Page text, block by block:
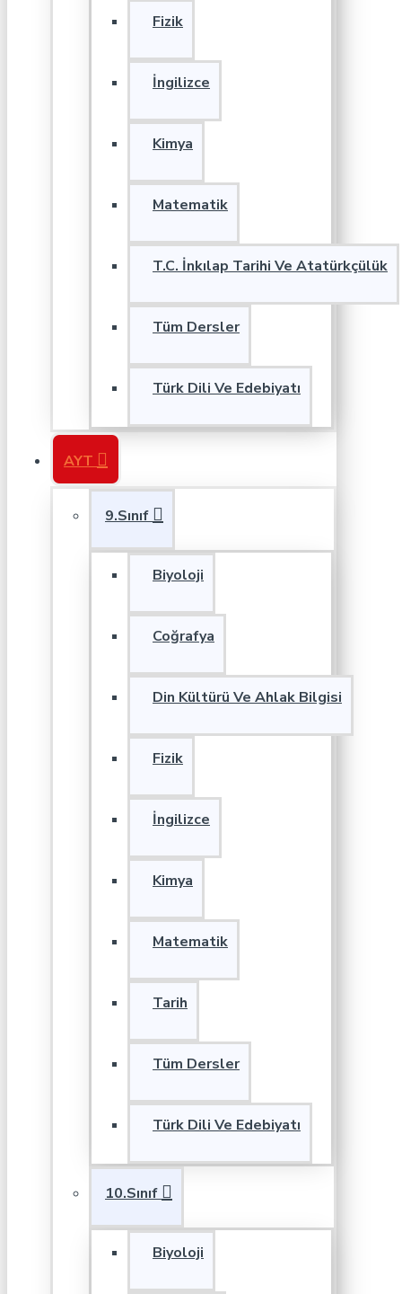
Fizik
İngilizce
Kimya
Matematik
T.C. İnkılap Tarihi Ve Atatürkçülük
Tüm Dersler
Türk Dili Ve Edebiyatı
AYT
9.Sınıf
Biyoloji
Coğrafya
Din Kültürü Ve Ahlak Bilgisi
Fizik
İngilizce
Kimya
Matematik
Tarih
Tüm Dersler
Türk Dili Ve Edebiyatı
10.Sınıf
Biyoloji